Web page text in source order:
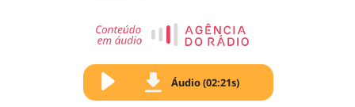
Áudio (02:21s)